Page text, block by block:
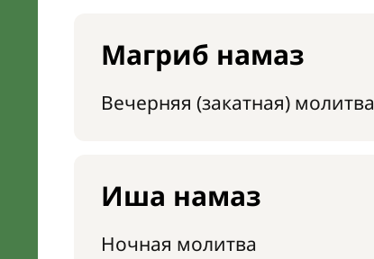
Магриб намаз
Вечерняя (закатная) молитва
Иша намаз
Ночная молитва